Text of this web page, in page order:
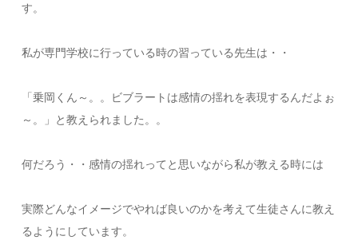
す。
私が専門学校に行っている時の習っている先生は・・
「乗岡くん～。。ビブラートは感情の揺れを表現するんだよぉ
～。」と教えられました。。
何だろう・・感情の揺れってと思いながら私が教える時には
実際どんなイメージでやれば良いのかを考えて生徒さんに教え
るようにしています。